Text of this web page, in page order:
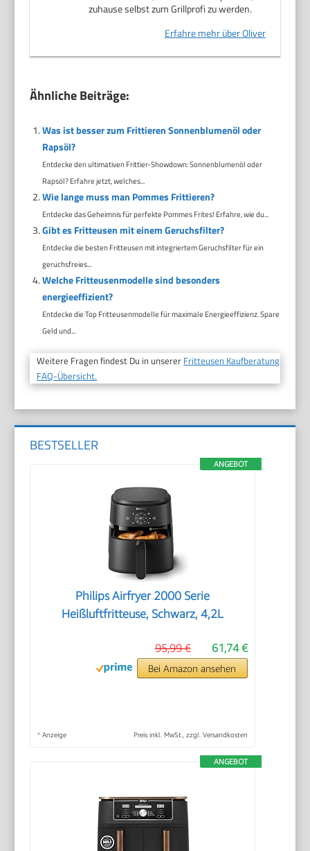
zuhause selbst zum Grillprofi zu werden.
Erfahre mehr über Oliver
Ähnliche Beiträge:
Was ist besser zum Frittieren Sonnenblumenöl oder
Rapsöl?
Entdecke den ultimativen Frittier-Showdown: Sonnenblumenöl oder
Rapsöl? Erfahre jetzt, welches...
Wie lange muss man Pommes Frittieren?
Entdecke das Geheimnis für perfekte Pommes Frites! Erfahre, wie du...
Gibt es Fritteusen mit einem Geruchsfilter?
Entdecke die besten Fritteusen mit integriertem Geruchsfilter für ein
geruchsfreies...
Welche Fritteusenmodelle sind besonders
energieeffizient?
Entdecke die Top Fritteusenmodelle für maximale Energieeffizienz. Spare
Geld und...
Weitere Fragen findest Du in unserer Fritteusen Kaufberatung
FAQ-Übersicht.
BESTSELLER
ANGEBOT
Philips Airfryer 2000 Serie
Heißluftfritteuse, Schwarz, 4,2L
61,74 €
95,99 €
Bei Amazon ansehen
* Anzeige Preis inkl. MwSt., zzgl. Versandkosten
ANGEBOT